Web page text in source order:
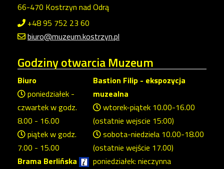
66-470 Kostrzyn nad Odrą
+48 95 752 23 60
biuro@muzeum.kostrzyn.pl
Godzinyotwarcia Muzeum
Biuro
poniedziałek -
czwartek w godz.
8.00 - 16.00
piątek w godz.
7.00 - 15.00
Brama Berlińska
Bastion Filip - ekspozycja
muzealna
wtorek-piątek 10.00-16.00
(ostatnie wejscie 15:00)
sobota-niedziela 10.00-18.00
(ostatnie wejście 17.00)
poniedziałek: nieczynna